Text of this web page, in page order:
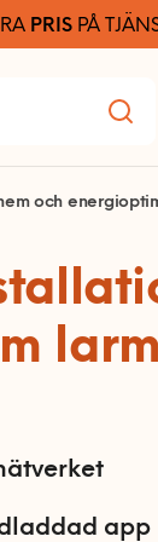
PRISPÅ
och
larm
app